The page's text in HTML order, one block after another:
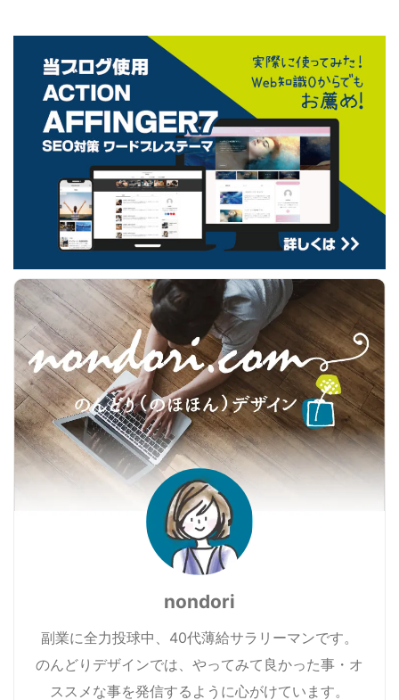
nondori
副業に全力投球中、40代薄給サラリーマンです。
のんどりデザインでは、やってみて良かった事・オ
ススメな事を発信するように心がけています。